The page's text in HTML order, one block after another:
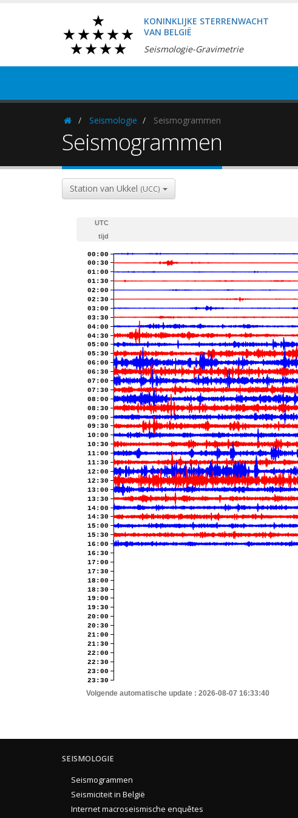
KONINKLIJKE STERRENWACHT
VAN BELGIË
Seismologie-Gravimetrie
HomepageSeismologie Seismogrammen
Seismogrammen
Station van Ukkel (UCC)
UTC
tijd
00:00
00:30
01:00
01:30
02:00
02:30
03:00
03:30
04:00
04:30
05:00
05:30
06:00
06:30
07:00
07:30
08:00
08:30
09:00
09:30
10:00
10:30
11:00
11:30
12:00
12:30
13:00
13:30
14:00
14:30
15:00
15:30
16:00
16:30
17:00
17:30
18:00
18:30
19:00
19:30
20:00
20:30
21:00
21:30
22:00
22:30
23:00
23:30
Volgende automatische update : 2026-08-07 16:33:40
SEISMOLOGIE
Seismogrammen
Seismiciteit in België
Internet macroseismische enquêtes